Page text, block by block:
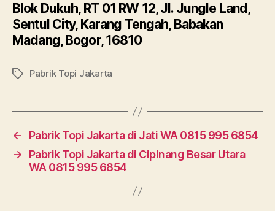
Blok Dukuh, RT 01 RW 12, Jl. Jungle Land,
Sentul City, Karang Tengah, Babakan
Madang, Bogor, 16810
TagsPabrik Topi Jakarta
←
Pabrik Topi Jakarta di Jati WA 0815 995 6854
→
Pabrik Topi Jakarta di Cipinang Besar Utara
WA 0815 995 6854